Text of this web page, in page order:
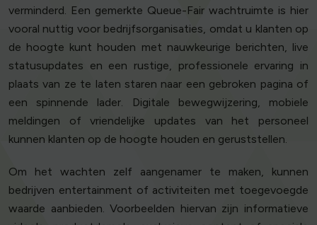
verminderd. Een gemerkte Queue-Fair wachtruimte is hier
vooral nuttig voor bedrijfsorganisaties, omdat u klanten op
de hoogte kunt houden met nauwkeurige berichten, live
statusupdates en een rustige, professionele ervaring in
plaats van ze te laten staren naar een gebroken pagina of
een spinnende lader. Digitale bewegwijzering, mobiele
meldingen of vriendelijke updates van het personeel
kunnen klanten op de hoogte houden en geruststellen.
Om het wachten zelf aangenamer te maken, kunnen
bedrijven entertainment of activiteiten met toegevoegde
waarde aanbieden. Voorbeelden hiervan zijn informatieve